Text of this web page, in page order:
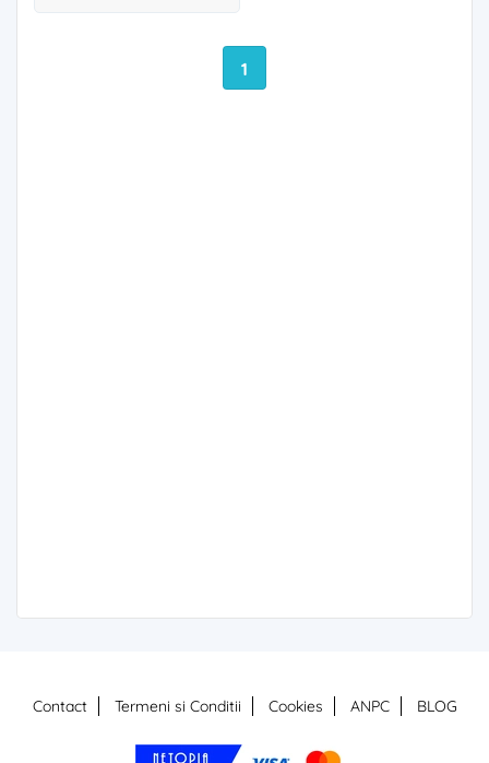
1
Contact Termeni si Conditii Cookies ANPC BLOG